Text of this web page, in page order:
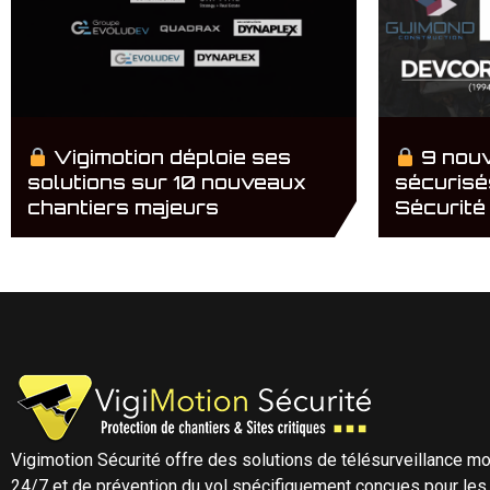
Vigimotion déploie ses
solutions sur 10 nouveaux
chantiers majeurs
9
Sécurité
Vigimotion Sécurité offre des solutions de télésurveillance